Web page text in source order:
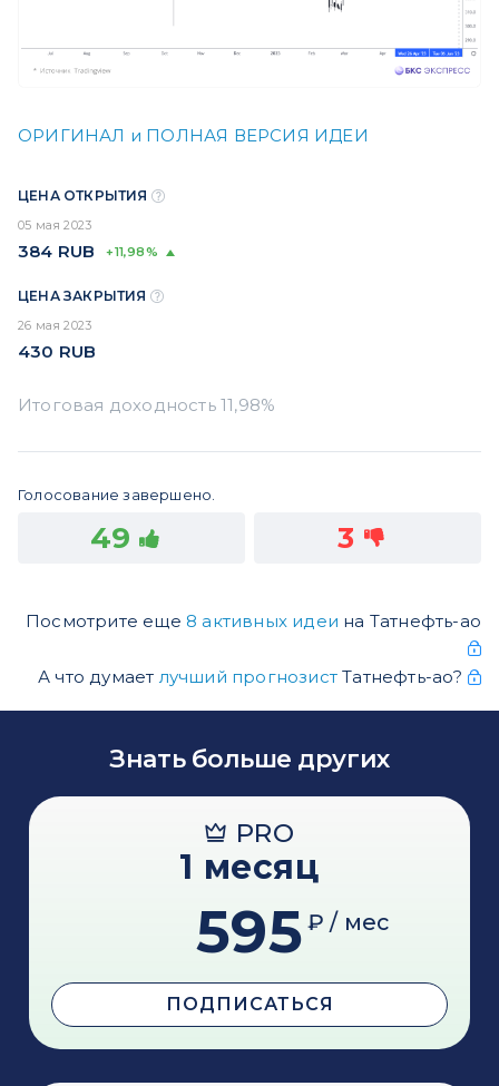
ОРИГИНАЛ и ПОЛНАЯ ВЕРСИЯ ИДЕИ
ЦЕНА ОТКРЫТИЯ
05 мая 2023
384 RUB +11,98%
ЦЕНА ЗАКРЫТИЯ
26 мая 2023
430 RUB
Голосование завершено.
49 3
Посмотрите еще 8 активных идеи на Татнефть-ао
А что думает лучший прогнозистТатнефть-ао?
Знать больше других
PRO
1 месяц
595 ₽ / мес
ПОДПИСАТЬСЯ